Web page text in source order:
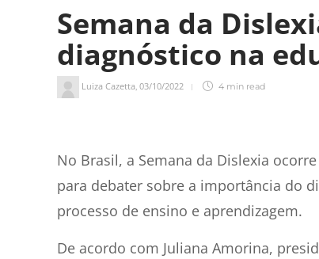
Semana da
diagnóstico na
Luiza Cazetta, 03/10/2022 4 min read
No Brasil, a Semana da Dislexia
para debater sobre a importância do
processo de ensino e aprendizagem.
De acordo com Juliana Amorina,